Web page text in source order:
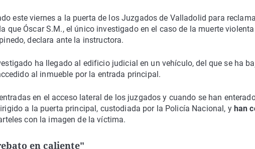
este viernes a la puerta de los Juzgados de Valladolid para
que Óscar S.M., el único investigado en el caso de la muerte
declara ante la instructora.
ha llegado al edificio judicial en un vehículo, del que se ha
al inmueble por la entrada principal.
en el acceso lateral de los juzgados y cuando se han
a la puerta principal, custodiada por la Policía Nacional, yhan
con la imagen de la víctima.
en caliente"